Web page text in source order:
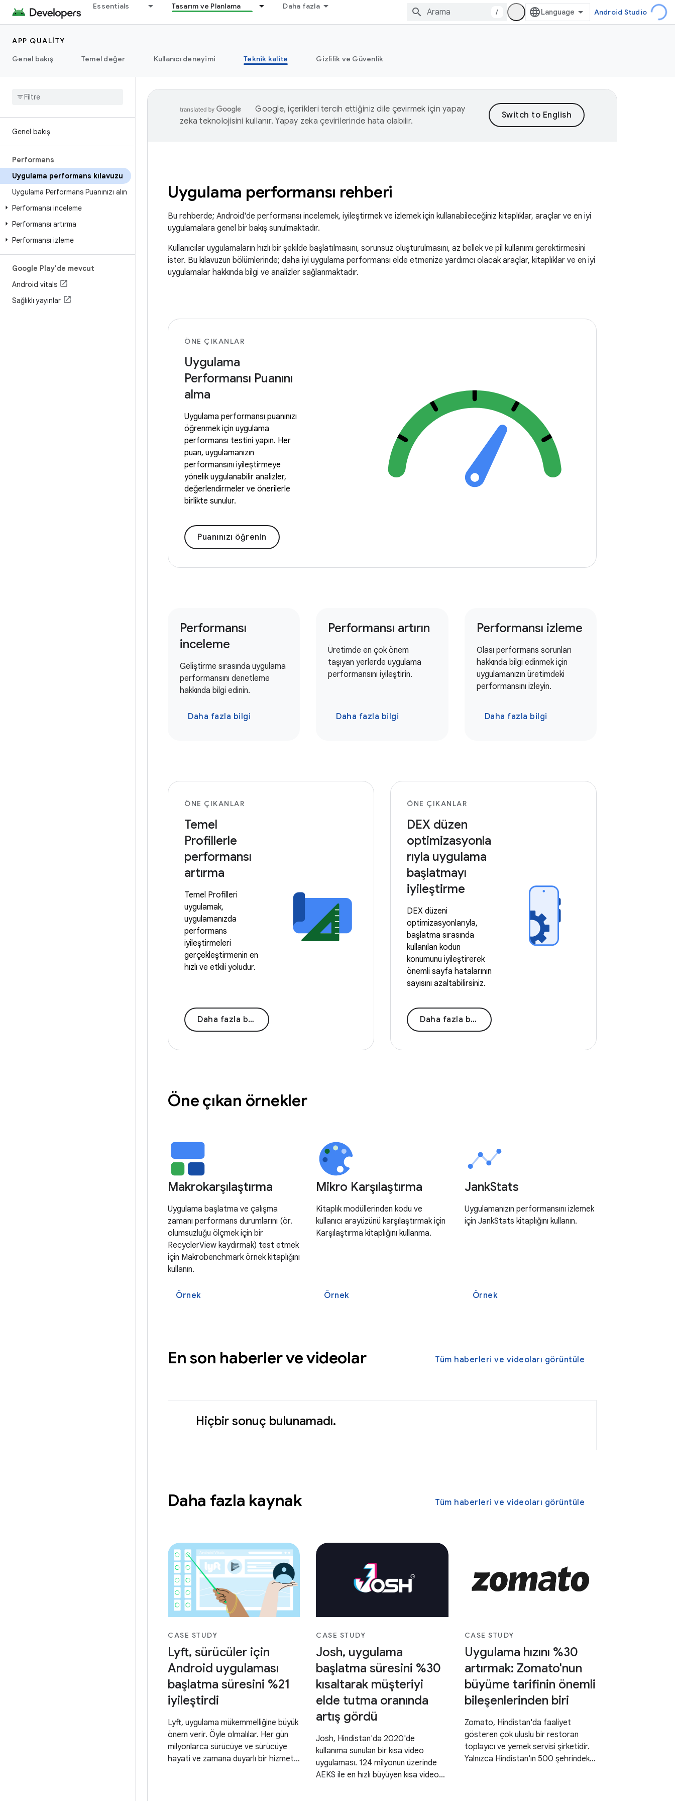
Essentials Tasarım ve Planlama Daha fazla
/ Android Studio
APP QUALITY
Genel bakış
Temel değer Kullanıcı deneyimi Teknik kalite Gizlilik ve Güvenlik
Genel bakış
Performans
Uygulama performans kılavuzu
Uygulama Performans Puanınızı alın
Performansı inceleme
Performansı artırma
Performansı izleme
Google Play'de mevcut
Android vitals
Sağlıklı yayınlar
Google, içerikleri tercih ettiğiniz dile çevirmek için yapay
zeka teknolojisini kullanır. Yapay zeka çevirilerinde hata olabilir.
Uygulama performansı rehberi
Bu rehberde; Android'de performansı incelemek, iyileştirmek ve izlemek için kullanabileceğiniz kitaplıklar, araçlar ve en iyi
uygulamalara genel bir bakış sunulmaktadır.
Kullanıcılar uygulamaların hızlı bir şekilde başlatılmasını, sorunsuz oluşturulmasını, az bellek ve pil kullanımı gerektirmesini
ister. Bu kılavuzun bölümlerinde; daha iyi uygulama performansı elde etmenize yardımcı olacak araçlar, kitaplıklar ve en iyi
uygulamalar hakkında bilgi ve analizler sağlanmaktadır.
ÖNE ÇIKANLAR
Uygulama
Performansı Puanını
alma
Uygulama performansı puanınızı
öğrenmek için uygulama
performansı testini yapın. Her
puan, uygulamanızın
performansını iyileştirmeye
yönelik uygulanabilir analizler,
değerlendirmeler ve önerilerle
birlikte sunulur.
Puanınızı öğrenin
Performansı
inceleme
Geliştirme sırasında uygulama
performansını denetleme
hakkında bilgi edinin.
Daha fazla bilgi
Performansı artırın
Üretimde en çok önem
taşıyan yerlerde uygulama
performansını iyileştirin.
Daha fazla bilgi
Performansı izleme
Olası performans sorunları
hakkında bilgi edinmek için
uygulamanızın üretimdeki
performansını izleyin.
Daha fazla bilgi
ÖNE ÇIKANLAR
Temel
Profillerle
performansı
artırma
Temel Profilleri
uygulamak,
uygulamanızda
performans
iyileştirmeleri
gerçekleştirmenin en
hızlı ve etkili yoludur.
Daha fazla bilgi
ÖNE ÇIKANLAR
DEX düzen
optimizasyonla
rıyla uygulama
başlatmayı
iyileştirme
DEX düzeni
optimizasyonlarıyla,
başlatma sırasında
kullanılan kodun
konumunu iyileştirerek
önemli sayfa hatalarının
sayısını azaltabilirsiniz.
Daha fazla bilgi
Öne çıkan örnekler
Makrokarşılaştırma
Uygulama başlatma ve çalışma
zamanı performans durumlarını (ör.
olumsuzluğu ölçmek için bir
RecyclerView kaydırmak) test etmek
için Makrobenchmark örnek kitaplığını
kullanın.
Örnek
Mikro Karşılaştırma
Kitaplık modüllerinden kodu ve
kullanıcı arayüzünü karşılaştırmak için
Karşılaştırma kitaplığını kullanma.
Örnek
JankStats
Uygulamanızın performansını izlemek
için JankStats kitaplığını kullanın.
Örnek
En son haberler ve videolar Tüm haberleri ve videoları görüntüle
Hiçbir sonuç bulunamadı.
Daha fazla kaynak Tüm haberleri ve videoları görüntüle
CASE STUDY
Lyft, sürücüler için
Android uygulaması
başlatma süresini %21
iyileştirdi
Lyft, uygulama mükemmelliğine büyük
önem verir. Öyle olmalılar. Her gün
milyonlarca sürücüye ve sürücüye
hayati ve zamana duyarlı bir hizmet
CASE STUDY
Josh, uygulama
başlatma süresini %30
kısaltarak müşteriyi
elde tutma oranında
artış gördü
Josh, Hindistan'da 2020'de
kullanıma sunulan bir kısa video
uygulaması. 124 milyonun üzerinde
AEKS ile en hızlı büyüyen kısa video
CASE STUDY
Uygulama hızını %30
artırmak: Zomato'nun
büyüme tarifinin önemli
bileşenlerinden biri
Zomato, Hindistan'da faaliyet
gösteren çok uluslu bir restoran
toplayıcı ve yemek servisi şirketidir.
Yalnızca Hindistan'ın 500 şehrindeki